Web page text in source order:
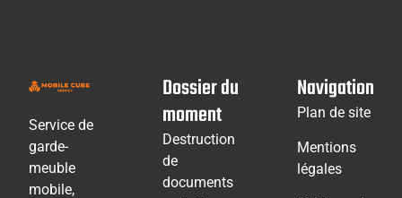
Service de
garde-
meuble
mobile,
Dossier du
moment
Destruction
de
documents
Navigation
Plan de site
Mentions
légales